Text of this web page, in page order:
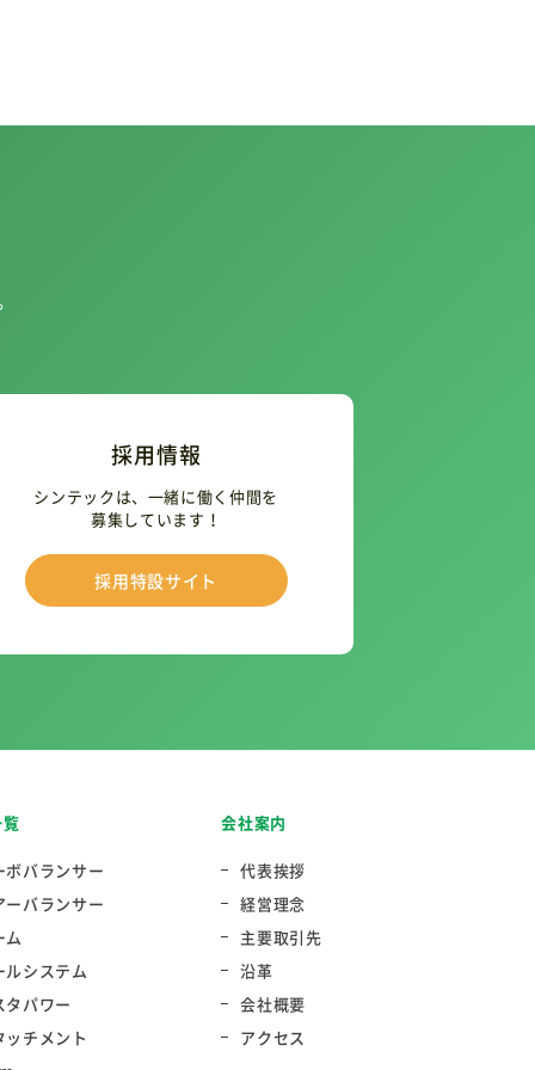
採用情報
シンテックは、一緒に働く仲間を
募集しています！
採用特設サイト
ボバランサー
ーバランサー
ム
ルシステム
タパワー
ッチメント
会社案内
代表挨拶
経営理念
主要取引先
沿革
会社概要
アクセス